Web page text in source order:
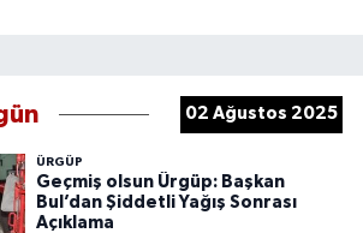
02 Ağustos 2025
ÜRGÜP
Geçmiş olsun Ürgüp: Başkan
Bul’dan Şiddetli Yağış Sonrası
Açıklama